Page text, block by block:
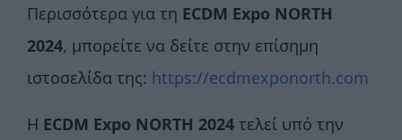
Περισσότερα για τη ECDM Expo NORTH
2024, μπορείτε να δείτε στην επίσημη
ιστοσελίδα της: https://ecdmexponorth.com
Η ECDM Expo NORTH 2024 τελεί υπό την